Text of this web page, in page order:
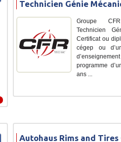
Technicien Génie
Groupe
Technicien
Certificat ou
cégep ou
programme
ans ...
Autohaus Rims and Tires